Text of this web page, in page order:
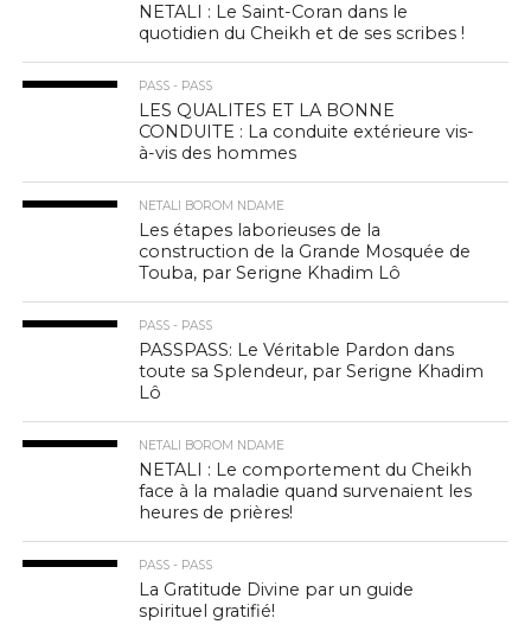
NETALI : Le Saint-Coran dans le
quotidien du Cheikh et de ses scribes !
PASS - PASS
LES QUALITES ET LA BONNE
CONDUITE : La conduite extérieure vis-
à-vis des hommes
NETALI BOROM NDAME
Les étapes laborieuses de la
construction de la Grande Mosquée de
Touba, par Serigne Khadim Lô
PASS - PASS
PASSPASS: Le Véritable Pardon dans
toute sa Splendeur, par Serigne Khadim
Lô
NETALI BOROM NDAME
NETALI : Le comportement du Cheikh
face à la maladie quand survenaient les
heures de prières!
PASS - PASS
La Gratitude Divine par un guide
spirituel gratifié!